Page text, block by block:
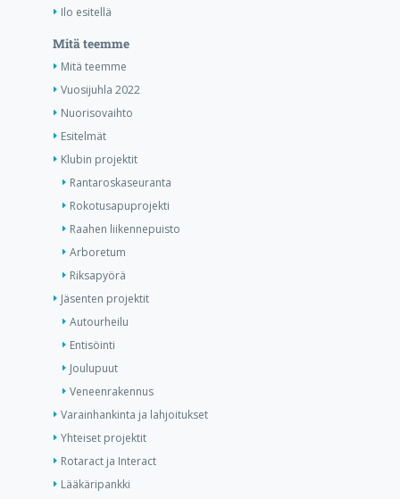
Ilo esitellä
Mitä teemme
Mitä teemme
Vuosijuhla 2022
Nuorisovaihto
Esitelmät
Klubin projektit
Rantaroskaseuranta
Rokotusapuprojekti
Raahen liikennepuisto
Arboretum
Riksapyörä
Jäsenten projektit
Autourheilu
Entisöinti
Joulupuut
Veneenrakennus
Varainhankinta ja lahjoitukset
Yhteiset projektit
Rotaract ja Interact
Lääkäripankki